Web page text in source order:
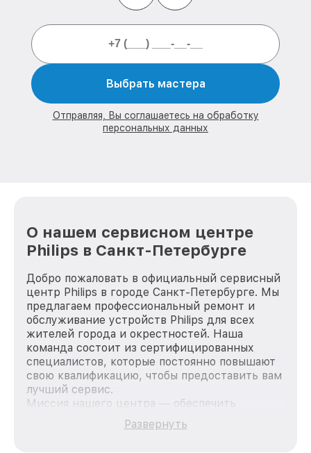
Выбрать мастера
Отправляя, Вы соглашаетесь на обработку
персональных данных
О нашем сервисном центре
Philips в Санкт-Петербурге
Добро пожаловать в официальный сервисный
центр Philips в городе Санкт-Петербурге. Мы
предлагаем профессиональный ремонт и
обслуживание устройств Philips для всех
жителей города и окрестностей. Наша
команда состоит из сертифицированных
специалистов, которые постоянно повышают
свою квалификацию, чтобы предоставить вам
лучший сервис.
Миссия нашего центра — обеспечить
качественный и доступный ремонт для
каждого пользователя продукции Philips, вне
Развернуть